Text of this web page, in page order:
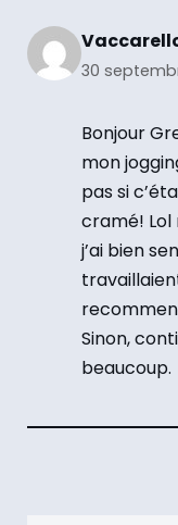
30
Bonjour
mon
pas si
cramé! Lol
j’ai bien
Sinon,
beaucoup.